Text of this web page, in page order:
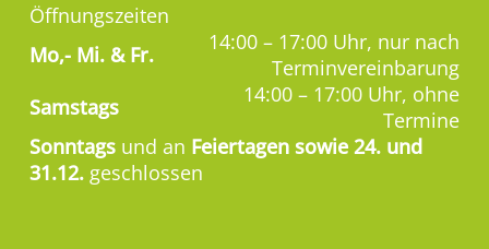
Öffnungszeiten
Mo,- Mi. & Fr.
14:00 – 17:00 Uhr, nur nach
Terminvereinbarung
Samstags
14:00 – 17:00 Uhr, ohne
Termine
Sonntags und an Feiertagen sowie 24. und
31.12. geschlossen